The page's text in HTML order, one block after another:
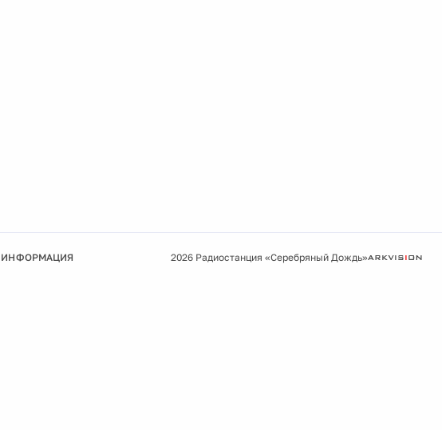
ИНФОРМАЦИЯ 2026 Радиостанция «Серебряный Дождь»